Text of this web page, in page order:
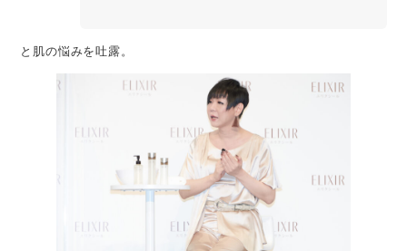
と肌の悩みを吐露。